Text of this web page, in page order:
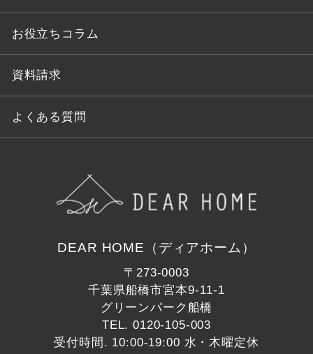
お役立ちコラム
資料請求
よくある質問
DEAR HOME（ディアホーム）
〒273-0003
千葉県船橋市宮本9-11-1
グリーンパーク船橋
TEL.0120-105-003
受付時間. 10:00-19:00 水・木曜定休